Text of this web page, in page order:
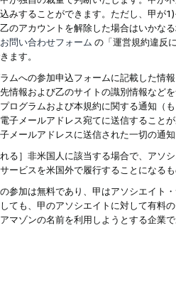
みすることができます。ただし、甲が
のアカウントを解除した場合はいかな
お問い合わせフォーム の「運営規約違反
ます。
ムへの参加申込フォームに記載した情
情報および乙のサイトの識別情報など
ログラムおよび本規約に関する通知（
子メールアドレス宛てに送信すること
メールアドレスに送信された一切の通
る］非米国人に該当する場合で、アソ
ービスを米国外で履行することになる
参加は無料であり、甲はアソシエイト
ても、甲のアソシエイトに対して有料
マゾンの名前を利用しようとする企業